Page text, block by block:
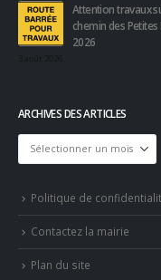
Attention travaux
chemin des
2026
ARCHIVES DES ARTICLES
Archives
des
Politique de
Contactez la mairie
Plan du site